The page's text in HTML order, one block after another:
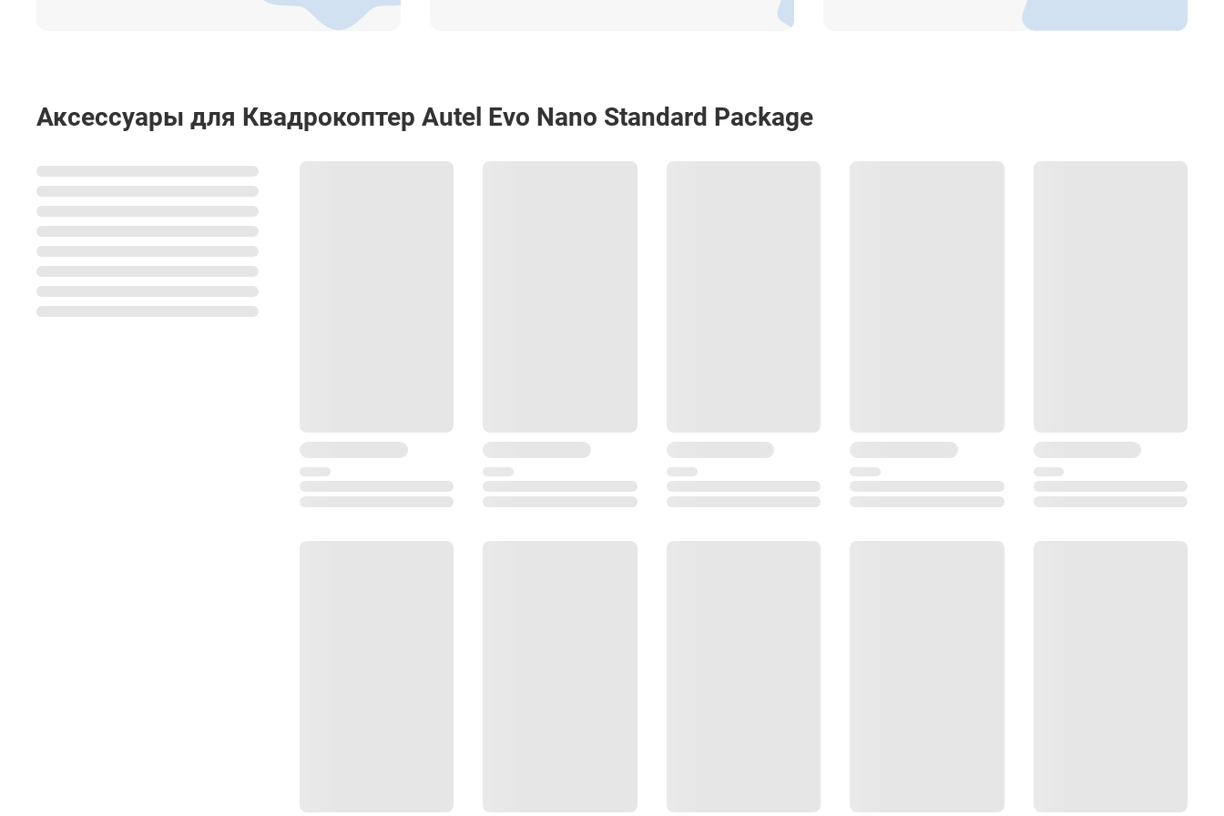
непосредственно через сайт – с помощью формы обратной связи или воспользовавшись чатом с онлайн-
Аксессуары для Квадрокоптер Autel Evo Nano Standard Package